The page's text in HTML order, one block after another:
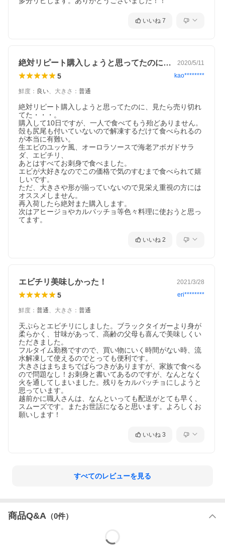
▼その他の「むきえび」はコチラ！▼
いいね 7
絶対リピート購入しょうと思ってたのに、… 2020/5/11
5 kao********
鮮度 ： 良い、 大きさ ： 普通
絶対リピート購入しようと思ってたのに、見たら売り切れ
てた・・・。
購入して10日ですが、一人で食べてもう殆どありません。
殻も尻尾も付いていないので解凍するだけて食べられるの
が本当に有難い。
生エビのユッケ風、オーロラソースで海老アボガドサラ
ダ、エビチリ、
あとはすべてお刺身で食べました。
エビが大好きなのでこの価格で気のすむまで食べられて嬉
しいです。
ただ、大きさや形が揃っていないので見栄え重視の方には
オススメしません。
再入荷したら絶対また購入します。
次はアヒージョやカルパッチョ等色々料理に使おうと思っ
てます。
いいね 2
エビチリ美味しかった！ 2021/3/28
5 eri********
鮮度 ： 普通、 大きさ ： 普通
天ぷらとエビチリにしました。ブラックタイガーより身が
柔らかく、甘味があって、高齢の父母も喜んで美味しくい
ただきました。
フルタイム勤務ですので、買い物にいく時間がない時、流
水解凍して使えるのでとっても便利です。
大きさはまちまちでばらつきがありますが、家族で食べる
ので問題なし！お刺身と書いてあるのですが、なんとなく
火を通してしまいました。残りをカルパッチョにしようと
思っています。
越前かに職人さんは、なんといっても配送がとても早く、
スムーズです。またお世話になると思います。よろしくお
願いします！
いいね 3
すべてのレビューを見る
商品Q&A （0件）